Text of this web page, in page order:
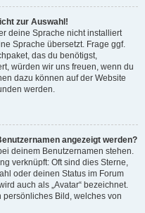
zur Auswahl!
deine Sprache nicht installiert
Sprache übersetzt. Frage ggf.
das du benötigst,
würden wir uns freuen, wenn du
dazu können auf der Website
werden.
angezeigt werden?
deinem Benutzernamen stehen.
verknüpft: Oft sind dies Sterne,
oder deinen Status im Forum
auch als „Avatar“ bezeichnet.
Bild, welches von